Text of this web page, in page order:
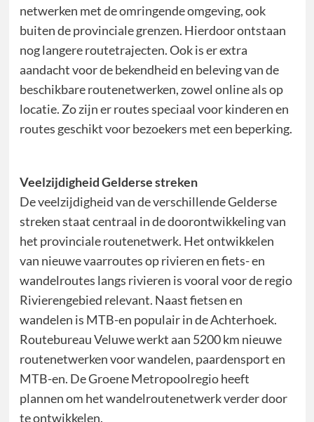
netwerken met de omringende omgeving, ook
buiten de provinciale grenzen. Hierdoor ontstaan
nog langere routetrajecten. Ook is er extra
aandacht voor de bekendheid en beleving van de
beschikbare routenetwerken, zowel online als op
locatie. Zo zijn er routes speciaal voor kinderen en
routes geschikt voor bezoekers met een beperking.
Veelzijdigheid Gelderse streken
De veelzijdigheid van de verschillende Gelderse
streken staat centraal in de doorontwikkeling van
het provinciale routenetwerk. Het ontwikkelen
van nieuwe vaarroutes op rivieren en fiets- en
wandelroutes langs rivieren is vooral voor de regio
Rivierengebied relevant. Naast fietsen en
wandelen is MTB-en populair in de Achterhoek.
Routebureau Veluwe werkt aan 5200 km nieuwe
routenetwerken voor wandelen, paardensport en
MTB-en. De Groene Metropoolregio heeft
plannen om het wandelroutenetwerk verder door
te ontwikkelen.